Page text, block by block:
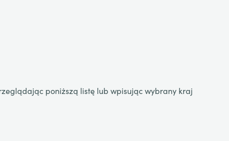
poniższą listę lub wpisując wybrany kraj